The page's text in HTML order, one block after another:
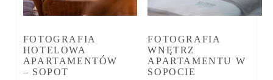
FOTOGRAFIA
HOTELOWA
APARTAMENTÓW
– SOPOT
FOTOGRAFIA
WNĘTRZ
APARTAMENTU W
SOPOCIE